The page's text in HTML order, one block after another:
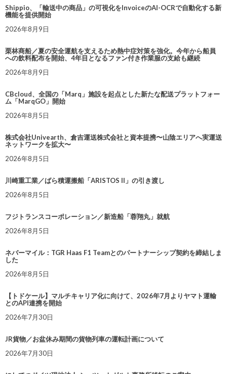
Shippio、「輸送中の商品」の可視化をInvoiceのAI-OCRで自動化する新
機能を提供開始
2026年8月9日
栗林商船／夏の安全運航を支えるため熱中症対策を強化。今年から船員
への飲料配布を開始、4年目となるファン付き作業服の支給も継続
2026年8月9日
CBcloud、全国の「Marq」施設を起点とした新たな配送プラットフォー
ム「MarqGO」開始
2026年8月5日
株式会社Univearth、倉吉運送株式会社と資本提携〜山陰エリアへ実運送
ネットワークを拡大〜
2026年8月5日
川崎重工業／ばら積運搬船「ARISTOS II」の引き渡し
2026年8月5日
フジトランスコーポレーション／新造船「蓉翔丸」就航
2026年8月5日
ネバーマイル：TGR Haas F1 Teamとのパートナーシップ契約を締結しま
した
2026年8月5日
【トドケール】マルチキャリア化に向けて、2026年7月よりヤマト運輸
とのAPI連携を開始
2026年7月30日
JR貨物／お盆休み期間の貨物列車の運転計画について
2026年7月30日